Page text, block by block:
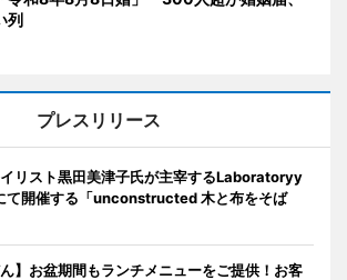
列
プレスリリース
リスト黒田美津子氏が主宰するLaboratoryy
て開催する「unconstructed 木と布をそば
ん】お盆期間もランチメニューをご提供！お客